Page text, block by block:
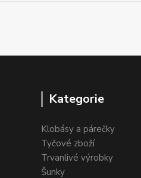
Kategorie
Klobásy a párečky
Tyčové zboží
Trvanlivé výrobky
Šunky